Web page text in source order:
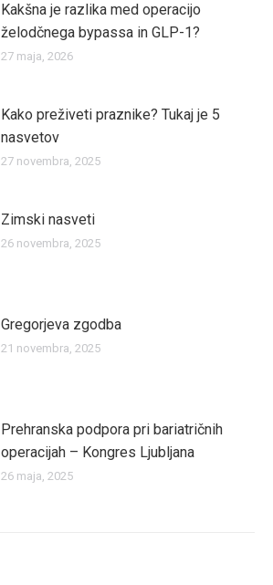
Kakšna je razlika med operacijo
želodčnega bypassa in GLP-1?
27 maja, 2026
Kako preživeti praznike? Tukaj je 5
nasvetov
27 novembra, 2025
Zimski nasveti
26 novembra, 2025
Gregorjeva zgodba
21 novembra, 2025
Prehranska podpora pri bariatričnih
operacijah – Kongres Ljubljana
26 maja, 2025